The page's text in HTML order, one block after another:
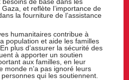
et reflète l’importance de
la fourniture de l’assistance
humanitaires contribue à
population et aide les familles
plus d’assurer la sécurité des
à apporter un soutien
aux familles, en leur
monde n’a pas ignoré leurs
qui les soutiennent.